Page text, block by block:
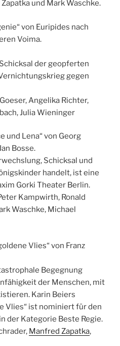
und Mark Waschke.
von Euripides nach
Voima.
der geopferten
gegen
Angelika Richter,
Julia Wieninger
und Lena“ von Georg
Bosse.
Schicksal und
handelt, ist eine
Gorki Theater Berlin.
Kampwirth, Ronald
Waschke, Michael
Vlies“ von Franz
Begegnung
der Menschen, mit
Karin Beiers
Vlies“ ist nominiert für den
der Kategorie Beste Regie.
Manfred Zapatka,